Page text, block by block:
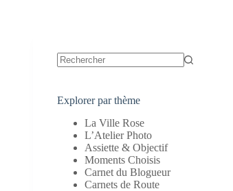
Explorer par thème
La Ville Rose
L’Atelier Photo
Assiette & Objectif
Moments Choisis
Carnet du Blogueur
Carnets de Route